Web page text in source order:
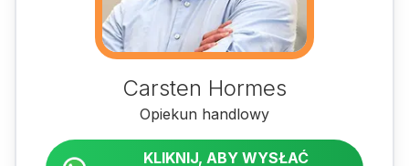
Carsten Hormes
Opiekun handlowy
KLIKNIJ, ABY WYSŁAĆ